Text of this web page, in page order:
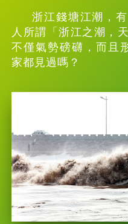
浙江錢塘江潮，有
人所謂「浙江之潮，
不僅氣勢磅礴，而且
家都見過嗎？